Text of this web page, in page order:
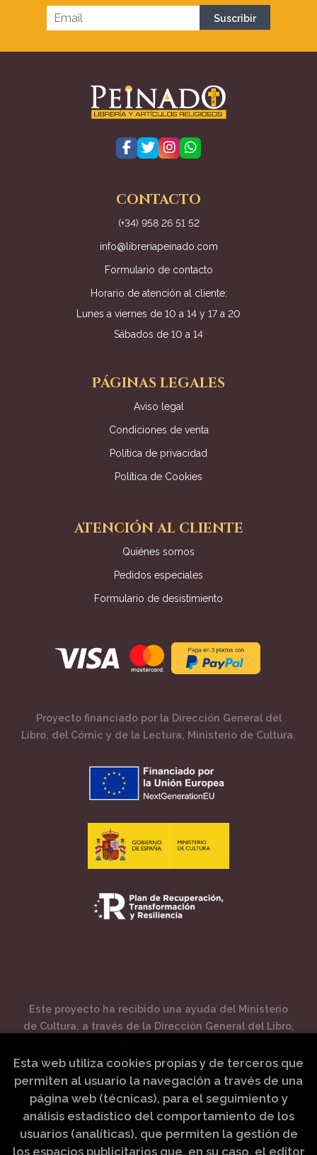
CONTACTO
(+34) 958 26 51 52
info@libreriapeinado.com
Formulario de contacto
Horario de atención al cliente:
Lunes a viernes de 10 a 14 y 17 a 20
Sábados de 10 a 14
PÁGINAS LEGALES
Aviso legal
Condiciones de venta
Política de privacidad
Política de Cookies
ATENCIÓN AL CLIENTE
Quiénes somos
Pedidos especiales
Formulario de desistimiento
Proyecto financiado por la Dirección General del
Libro, del Cómic y de la Lectura, Ministerio de Cultura.
Este proyecto ha recibido una ayuda del Ministerio
de Cultura, a través de la Dirección General del Libro,
Esta web utiliza cookies propias y de terceros que
permiten al usuario la navegación a través de una
página web (técnicas), para el seguimiento y
análisis estadístico del comportamiento de los
usuarios (analíticas), que permiten la gestión de
los espacios publicitarios que, en su caso, el editor